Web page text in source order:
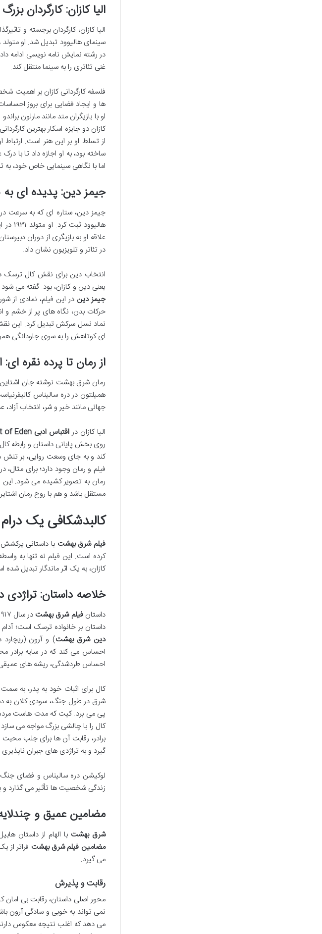
الیا کازان: کارگردان
الیا کازان، کارگردان برجسته و
غنی تئاتری را به سینما منتقل کند.
فلسفه کارگردانی کازان بر اهمیت
ها و ایجاد فضایی برای بروز
او با بازیگران متد مانند مارلون
از تسلط او بر این هنر است.
ساخته بود، به او اجازه داد تا با
اما با نگاهی سینمایی خاص خود، به
جیمز دین: پدیده ای
جیمز دین، ستاره ای که به سرعت
علاقه او به بازیگری از دوران
در تئاتر و تلویزیون نشان داد.
انتخاب دین برای نقش کال ترسک
یعنی دین و کازان، بود. گفته می
جیمز دین در این فیلم، نمادی
حرکات بدن، نگاه های پر از خشم و
نماد نسل سرکش تبدیل کرد. این نقش
ای کوتاهش را به سوی جاودانگی
از رمان تا پرده نقره
رمان شرق بهشت نوشته جان اشتاین
همیلتون در دره سالیناس
جهانی مانند خیر و شر، انتخاب
الیا کازان دراقتباس ادبی East of Eden
روی بخش پایانی داستان و رابطه
کند و به جای وسعت روایی، بر
فیلم و رمان وجود دارد؛ برای
رمان به تصویر کشیده می شود. این
مستقل باشد و هم با روح رمان
کالبدشکافی یک
فیلم شرق بهشت با داستانی
کرده است. این فیلم نه تنها به
کازان، به یک اثر ماندگار تبدیل شده
خلاصه داستان: تراژدی
داستانفیلم شرق بهشت
داستان بر خانواده ترسک است؛
دین شرق بهشت) و آرون
احساس می کند که در سایه برادر
احساس طردشدگی، ریشه های عمیقی
کال برای اثبات خود به پدر، به
شرق در طول جنگ، سودی کلان به
پی می برد. کیت که مدت هاست مرده
کال را با چالشی بزرگ مواجه می
برادر، رقابت آن ها برای جلب
گیرد و به تراژدی های جبران
لوکیشن دره سالیناس و فضای جنگ
زندگی شخصیت ها تأثیر می گذارد و
مضامین عمیق و
شرق بهشت با الهام از داستان
مضامین فیلم شرق بهشت فراتر از
می گیرد.
رقابت و پذیرش
محور اصلی داستان، رقابت بی امان
نمی تواند به خوبی و سادگی آرون
می دهد که اغلب نتیجه معکوس